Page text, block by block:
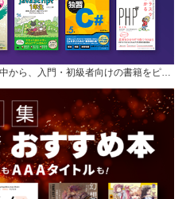
から、入門・初級者向けの書籍をピ…